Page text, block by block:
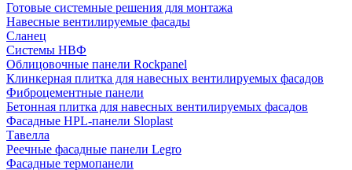
Готовые системные решения для монтажа
Навесные вентилируемые фасады
Сланец
Системы НВФ
Облицовочные панели Rockpanel
Клинкерная плитка для навесных вентилируемых фасадов
Фиброцементные панели
Бетонная плитка для навесных вентилируемых фасадов
Фасадные HPL-панели Sloplast
Тавелла
Реечные фасадные панели Legro
Фасадные термопанели